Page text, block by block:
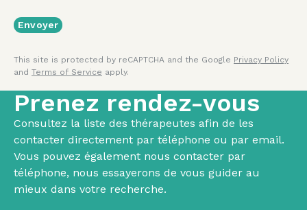
This site is protected by reCAPTCHA and the Google Privacy Policy
and Terms of Service apply.
Prenez rendez-vous
Consultez la liste des thérapeutes afin de les
contacter directement par téléphone ou par email.
Vous pouvez également nous contacter par
téléphone, nous essayerons de vous guider au
mieux dans votre recherche.